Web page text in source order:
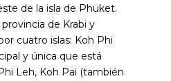
de la isla de Phuket.
de Krabi y
cuatro islas: Koh Phi
y única que está
Leh, Koh Pai (también